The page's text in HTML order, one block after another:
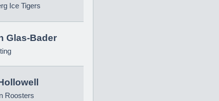
Ice Tigers
Glas-Bader
Roosters